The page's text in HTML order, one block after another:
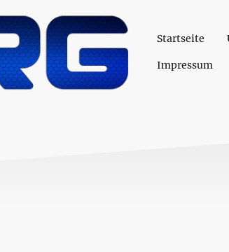
Startseite
Impressum